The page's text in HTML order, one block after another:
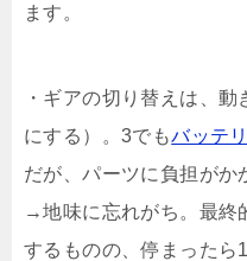
ます。
・ギアの切り替えは、
にする）。3でもバッテ
だが、パーツに負担がか
→地味に忘れがち。最終
するものの、停まったら